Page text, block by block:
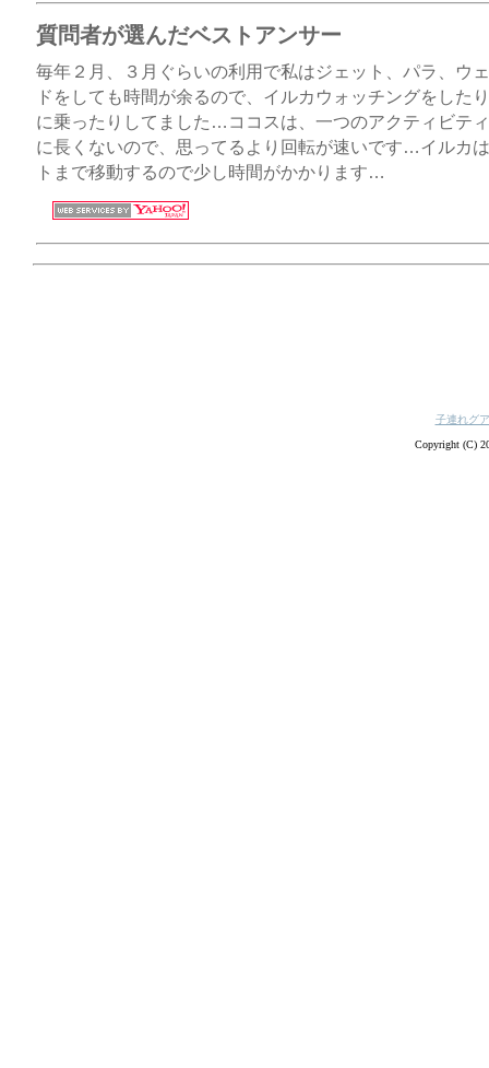
質問者が選んだベストアンサー
毎年２月、３月ぐらいの利用で私はジェット、パラ、ウ
ドをしても時間が余るので、イルカウォッチングをした
に乗ったりしてました…ココスは、一つのアクティビテ
に長くないので、思ってるより回転が速いです…イルカ
トまで移動するので少し時間がかかります…
子連れグ
Copyright (C)